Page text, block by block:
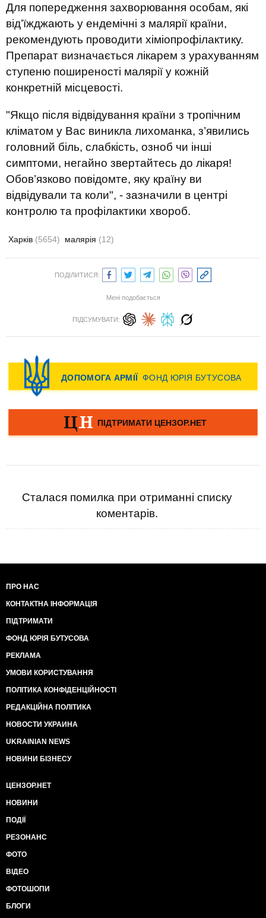
Для попередження захворювання особам, які
від’їжджають у ендемічні з малярії країни,
рекомендують проводити хіміопрофілактику.
Препарат визначається лікарем з урахуванням
ступеню поширеності малярії у кожній
конкретній місцевості.
"Якщо після відвідування країни з тропічним
кліматом у Вас виникла лихоманка, з’явились
головний біль, слабкість, озноб чи інші
симптоми, негайно звертайтесь до лікаря!
Обов’язково повідомте, яку країну ви
відвідували та коли", - зазначили в центрі
контролю та профілактики хвороб.
Харків (5654) малярія (12)
ПОДІЛИТИСЯ:
Мені подобається
ПІДСУМУВАТИ:
Сталася помилка при отриманні списку
коментарів.
ПРО НАС
КОНТАКТНА ІНФОРМАЦІЯ
ПІДТРИМАТИ
ФОНД ЮРІЯ БУТУСОВА
РЕКЛАМА
УМОВИ КОРИСТУВАННЯ
ПОЛІТИКА КОНФІДЕНЦІЙНОСТІ
РЕДАКЦІЙНА ПОЛІТИКА
НОВОСТИ УКРАИНА
UKRAINIAN NEWS
НОВИНИ БІЗНЕСУ
ЦЕНЗОР.НЕТ
НОВИНИ
ПОДІЇ
РЕЗОНАНС
ФОТО
ВІДЕО
ФОТОШОПИ
БЛОГИ